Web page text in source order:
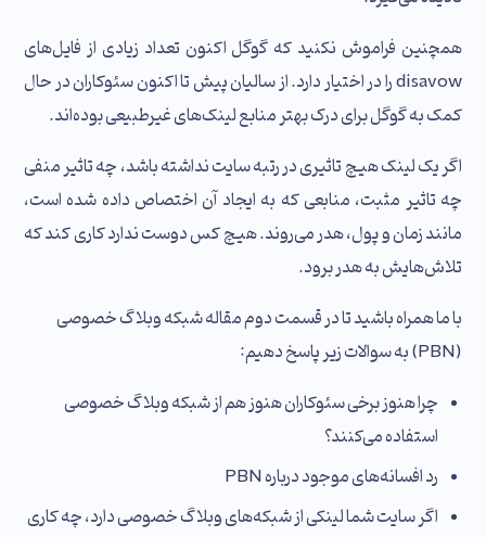
همچنین فراموش نکنید که گوگل اکنون تعداد زیادی از فایل‌های
disavow را در اختیار دارد. از سالیان پیش تا اکنون سئوکاران در حال
کمک به گوگل برای درک بهتر منابع لینک‌های غیرطبیعی بوده‌اند.
اگر یک لینک هیچ تاثیری در رتبه سایت نداشته باشد، چه تاثیر منفی
چه تاثیر مثبت، منابعی که به ایجاد آن اختصاص داده شده است،
مانند زمان و پول، هدر می‌‌روند. هیچ کس دوست ندارد کاری کند که
تلاش‌هایش به هدر برود.
با ما همراه باشید تا در قسمت دوم مقاله شبکه وبلاگ خصوصی
(PBN) به سوالات زیر پاسخ دهیم:
چرا هنوز برخی سئوکاران هنوز هم از شبکه وبلاگ خصوصی
استفاده می‌کنند؟
رد افسانه‌های موجود درباره PBN
اگر سایت شما لینکی از شبکه‌های وبلاگ خصوصی دارد، چه کاری